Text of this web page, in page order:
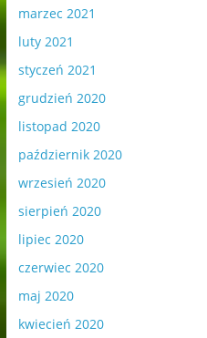
marzec 2021
luty 2021
styczeń 2021
grudzień 2020
listopad 2020
październik 2020
wrzesień 2020
sierpień 2020
lipiec 2020
czerwiec 2020
maj 2020
kwiecień 2020